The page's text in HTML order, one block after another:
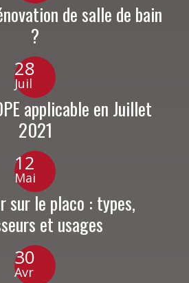
de salle de bain
?
28
Juil
applicable en Juillet
2021
12
Mai
sur le placo : types,
et usages
30
Avr